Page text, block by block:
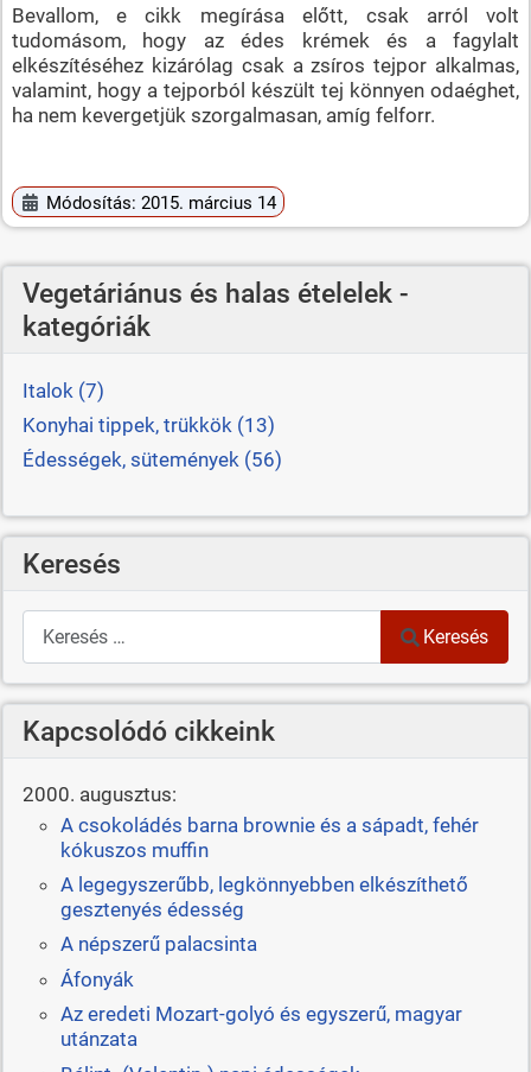
Bevallom, e cikk megírása előtt, csak arról volt
tudomásom, hogy az édes krémek és a fagylalt
elkészítéséhez kizárólag csak a zsíros tejpor alkalmas,
valamint, hogy a tejporból készült tej könnyen odaéghet,
ha nem kevergetjük szorgalmasan, amíg felforr.
Módosítás: 2015. március 14
Vegetáriánus és halas ételelek -
kategóriák
Italok (7)
Konyhai tippek, trükkök (13)
Édességek, sütemények (56)
Keresés
Keresés
Keresés
Kapcsolódó cikkeink
2000. augusztus:
A csokoládés barna brownie és a sápadt, fehér
kókuszos muffin
A legegyszerűbb, legkönnyebben elkészíthető
gesztenyés édesség
A népszerű palacsinta
Áfonyák
Az eredeti Mozart-golyó és egyszerű, magyar
utánzata